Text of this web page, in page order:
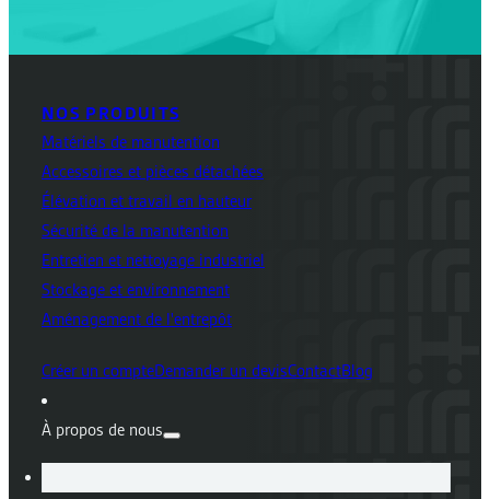
NOS PRODUITS
Matériels de manutention
Accessoires et pièces détachées
Élévation et travail en hauteur
Sécurité de la manutention
Entretien et nettoyage industriel
Stockage et environnement
Aménagement de l'entrepôt
Créer un compteDemander un devisContactBlog
À propos de nous